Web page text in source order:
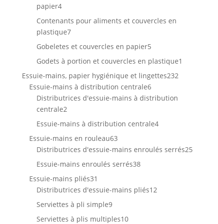
papier44
produits
Contenants pour aliments et couvercles en
plastique77
produits
Gobeletes et couvercles en papier55
produits
Godets à portion et couvercles en plastique1
Essuie-mains, papier hygiénique et lingettes232232
Essuie-mains à distribution centrale66
produits
Distributrices d'essuie-mains à distribution
centrale22
produits
Essuie-mains à distribution centrale44
Essuie-mains en rouleau6363
produits
Distributrices d'essuie-mains enroulés serrés2525
Essuie-mains enroulés serrés3838
Essuie-mains pliés31
produits
Distributrices d'essuie-mains pliés1212
Serviettes à pli simple99
produits
Serviettes à plis multiples1010